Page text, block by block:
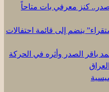
كنز معرفي بات متاحاً
ينضم إلى قائمة احتفالات
باقر الصدر وأثره في الحركة